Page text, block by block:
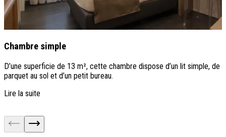
Chambre simple
D’une superficie de 13 m², cette chambre dispose d’un lit simple, de
parquet au sol et d’un petit bureau.
Lire la suite